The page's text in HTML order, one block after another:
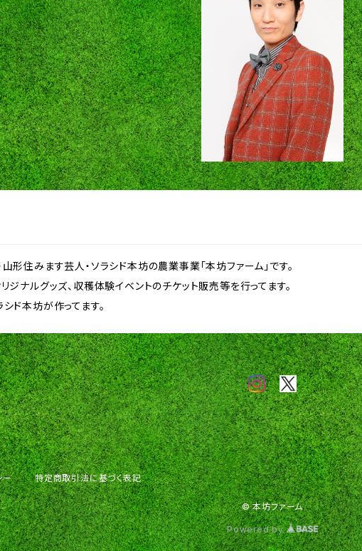
形住みます芸人・ソラシド本坊の農業事業「本坊ファーム」です。
ジナルグッズ、収穫体験イベントのチケット販売等を行ってます。
ド本坊が作ってます。
ー 特定商取引法に基づく表記
© 本坊ファーム
Powered by